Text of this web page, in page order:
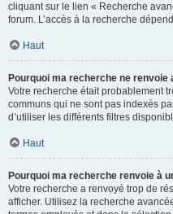
cliquant sur le lien « Recherche
forum. L’accès à la recherche
Haut
Pourquoi ma recherche ne renvoie
Votre recherche était probablement
communs qui ne sont pas indexés
d’utiliser les différents filtres
Haut
Pourquoi ma recherche renvoie à
Votre recherche a renvoyé trop de
afficher. Utilisez la recherche